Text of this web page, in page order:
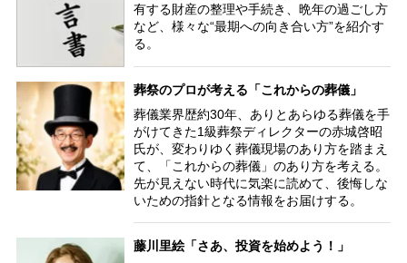
有する財産の整理や手続き、晩年の過ごし方
など、様々な“最期への向き合い方”を紹介す
る。
葬祭のプロが考える「これからの葬儀」
葬儀業界歴約30年、ありとあらゆる葬儀を手
がけてきた1級葬祭ディレクターの赤城啓昭
氏が、変わりゆく葬儀現場のあり方を踏まえ
て、「これからの葬儀」のあり方を考える。
先が見えない時代に気楽に読めて、後悔しな
いための指針となる情報をお届けする。
藤川里絵「さあ、投資を始めよう！」